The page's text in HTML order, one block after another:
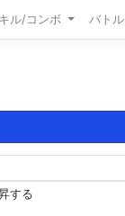
ル/コンボ バト
する